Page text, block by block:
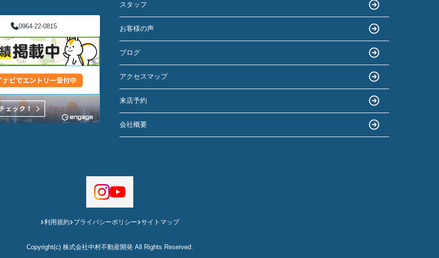
0964-22-0815
スタッフ
お客様の声
ブログ
アクセスマップ
来店予約
会社概要
利用規約 プライバシーポリシー サイトマップ
Copyright(c) 株式会社中村不動産開発 All Rights Reserved.